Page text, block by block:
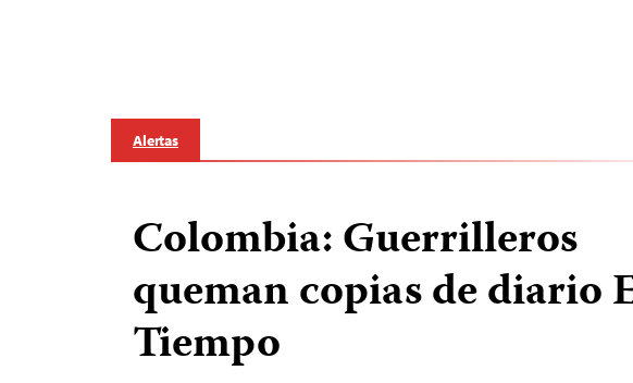
Alertas
Colombia: Guerrilleros
queman copias de diario
Tiempo